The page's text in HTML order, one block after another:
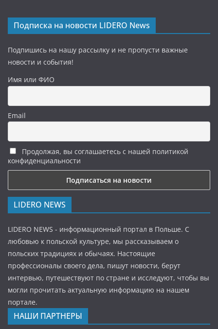
Подписка на новости LIDERO News
Подпишись на нашу рассылку и не пропусти важные
новости и события!
Имя или ФИО
Email
Продолжая, вы соглашаетесь с нашей политикой
конфиденциальности
LIDERO NEWS
LIDERO NEWS - информационный портал в Польше. С
любовью к польской культуре, мы рассказываем о
польских традициях и обычаях. Настоящие
профессионалы своего дела, пишут новости, берут
интервью, путешествуют по стране и исследуют, чтобы вы
могли прочитать актуальную информацию на нашем
портале.
НАШИ ПАРТНЕРЫ